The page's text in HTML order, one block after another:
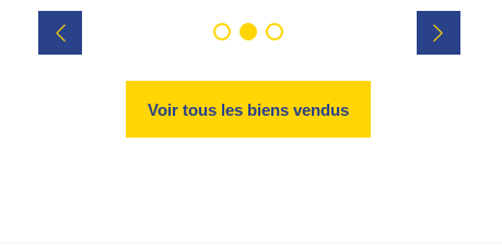
Voir tous les biens vendus